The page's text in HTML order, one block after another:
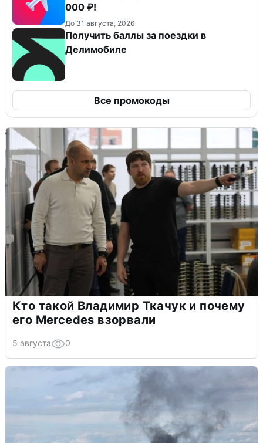
000 ₽!
До 31 августа, 2026
Получить баллы за поездки в
Делимобиле
Все промокоды
Кто такой Владимир Ткачук и почему
его Mercedes взорвали
5 августа 0